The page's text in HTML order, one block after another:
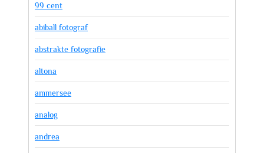
99 cent
abiball fotograf
abstrakte fotografie
altona
ammersee
analog
andrea